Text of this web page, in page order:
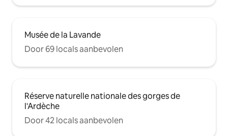
Musée de la Lavande
Door 69 locals aanbevolen
Réserve naturelle nationale des gorges de
l'Ardèche
Door 42 locals aanbevolen